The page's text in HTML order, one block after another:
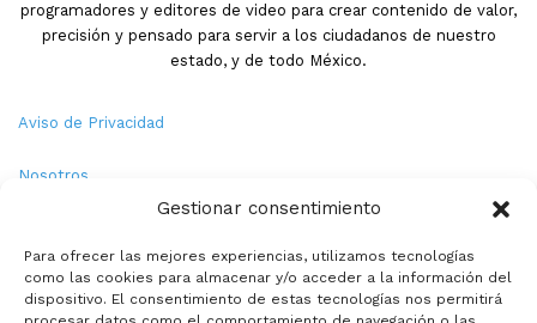
Gestionar consentimiento
Para ofrecer las mejores experiencias, utilizamos tecnologías
como las cookies para almacenar y/o acceder a la información del
dispositivo. El consentimiento de estas tecnologías nos permitirá
programadores y editores de video para crear contenido de valor,
precisión y pensado para servir a los ciudadanos de nuestro
estado, y de todo México.
Aviso de Privacidad
Nosotros
Política de Cookies